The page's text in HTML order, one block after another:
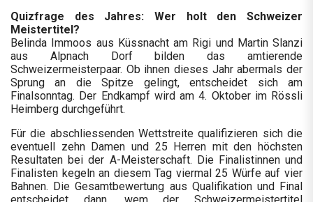
Quizfrage des Jahres: Wer holt den Schweizer
Meistertitel?
Belinda Immoos aus Küssnacht am Rigi und Martin Slanzi
aus Alpnach Dorf bilden das amtierende
Schweizermeisterpaar. Ob ihnen dieses Jahr abermals der
Sprung an die Spitze gelingt, entscheidet sich am
Finalsonntag. Der Endkampf wird am 4. Oktober im Rössli
Heimberg durchgeführt.
Für die abschliessenden Wettstreite qualifizieren sich die
eventuell zehn Damen und 25 Herren mit den höchsten
Resultaten bei der A-Meisterschaft. Die Finalistinnen und
Finalisten kegeln an diesem Tag viermal 25 Würfe auf vier
Bahnen. Die Gesamtbewertung aus Qualifikation und Final